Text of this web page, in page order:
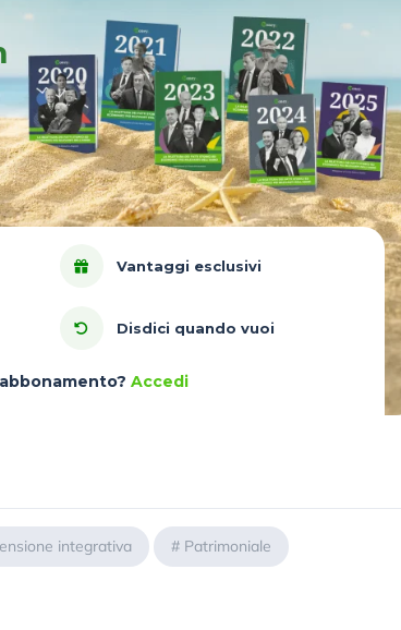
Vantaggi esclusivi
Disdici quando vuoi
Accedi
integrativa # Patrimoniale